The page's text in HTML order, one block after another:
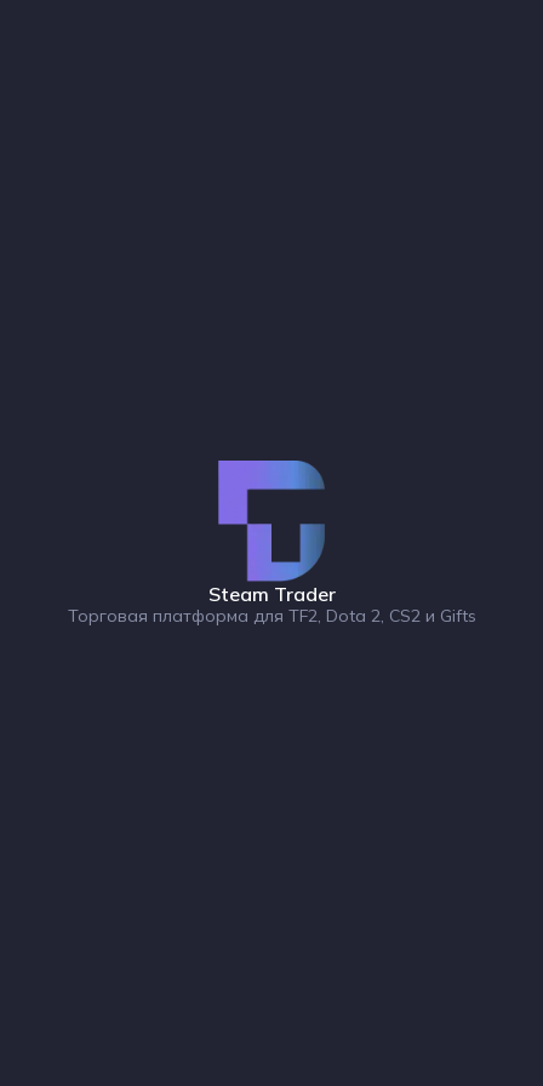
Steam Trader
Торговая платформа для TF2, Dota 2, CS2 и Gifts